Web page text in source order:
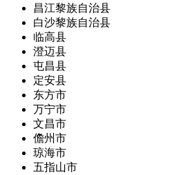
昌江黎族自治县
白沙黎族自治县
临高县
澄迈县
屯昌县
定安县
东方市
万宁市
文昌市
儋州市
琼海市
五指山市